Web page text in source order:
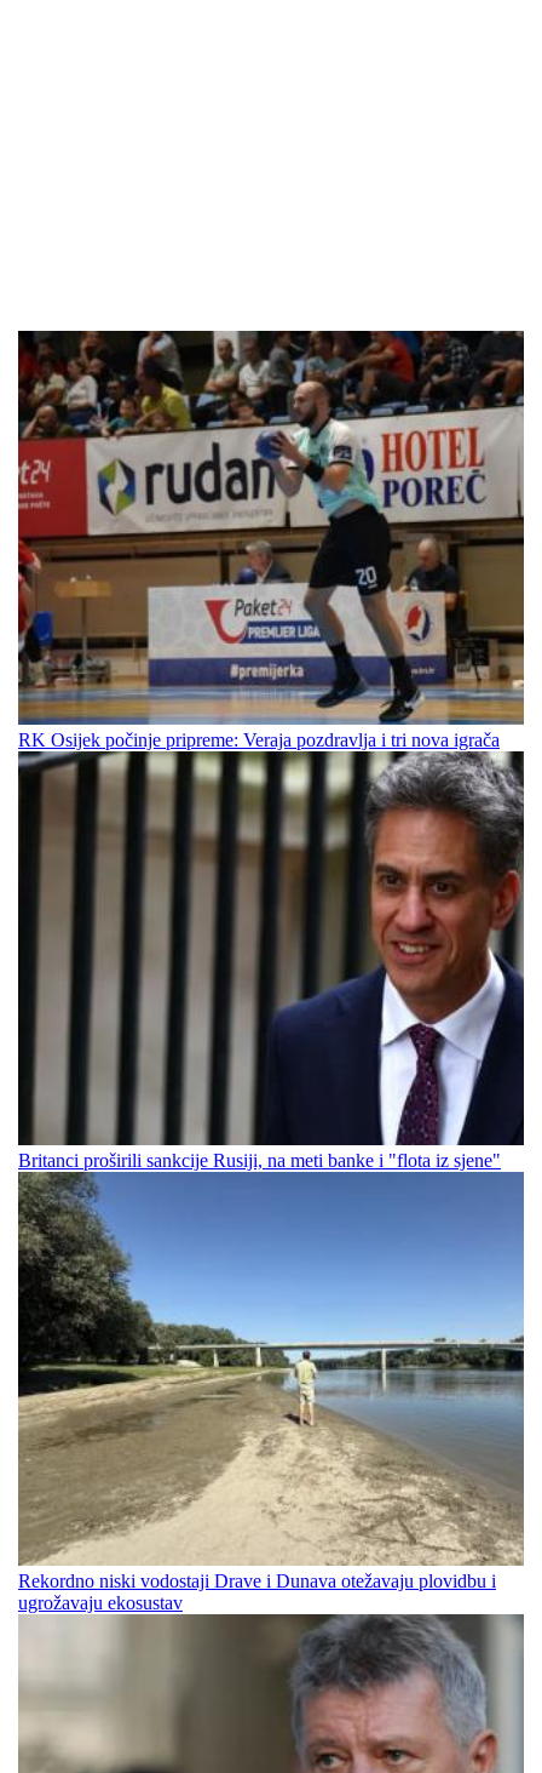
RK Osijek počinje pripreme: Veraja pozdravlja i tri nova igrača
Britanci proširili sankcije Rusiji, na meti banke i "flota iz sjene"
Rekordno niski vodostaji Drave i Dunava otežavaju plovidbu i
ugrožavaju ekosustav